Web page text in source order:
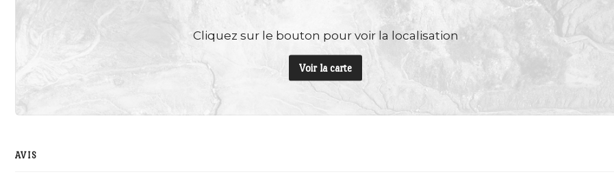
Cliquez sur le bouton pour voir la localisation
Voir la carte
AVIS